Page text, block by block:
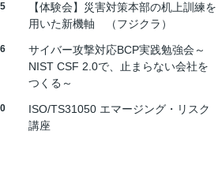
【体験会】災害対策本部の机上訓練を
用いた新機軸 （フジクラ）
サイバー攻撃対応BCP実践勉強会～
NIST CSF 2.0で、止まらない会社を
つくる～
ISO/TS31050 エマージング・リスク
講座